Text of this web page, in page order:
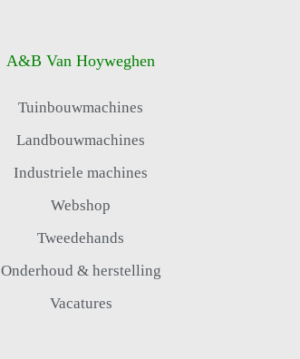
A&B Van Hoyweghen
Tuinbouwmachines
Landbouwmachines
Industriele machines
Webshop
Tweedehands
Onderhoud & herstelling
Vacatures